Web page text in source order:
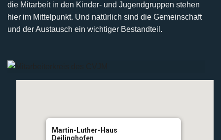
die Mitarbeit in den Kinder- und Jugendgruppen stehen
hier im Mittelpunkt. Und natürlich sind die Gemeinschaft
und der Austausch ein wichtiger Bestandteil.
Martin-Luther-Haus
Deilinghofen